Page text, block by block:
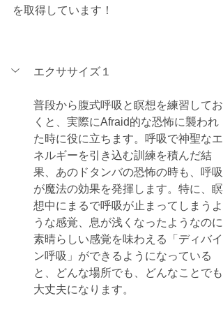
を取得しています！
エクササイズ１
普段から腹式呼吸と瞑想を練習してお
くと、実際にAfraid的な恐怖に襲われ
た時に役に立ちます。呼吸で神聖なエ
ネルギーを引き込む訓練を積んだ結
果、あのドタンバの恐怖の時も、呼吸
が魔法の効果を発揮します。特に、瞑
想中にまるで呼吸が止まってしまうよ
うな感覚、息が浅くなったようなのに
素晴らしい感覚を味わえる「ディバイ
ン呼吸」ができるようになっている
と、どんな場所でも、どんなことでも
大丈夫になります。